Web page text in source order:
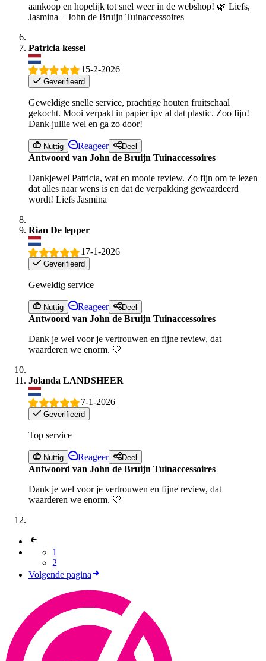
aankoop en hopelijk tot snel weer in de webshop! 🌿 Liefs,
Jasmina – John de Bruijn Tuinaccessoires
Patricia kessel
15-2-2026
Geverifieerd
Geweldige snelle service, prachtige houten fruitschaal
gekocht. Mooi verpakt in papier ipv al dat plastic. Zoo fijn!
Dank jullie wel en ga zo door!
Nuttig Reageer Deel
Antwoord van John de Bruijn Tuinaccessoires
Dankjewel Patricia, wat en mooie review. Zo fijn om te lezen
dat alles naar wens is en dat de verpakking gewaardeerd
wordt! Liefs Jasmina
Rian De lepper
17-1-2026
Geverifieerd
Geweldig service
Nuttig Reageer Deel
Antwoord van John de Bruijn Tuinaccessoires
Dank je wel voor je vertrouwen en fijne review, dat
waarderen we enorm. 🤍
Jolanda LANDSHEER
7-1-2026
Geverifieerd
Top service
Nuttig Reageer Deel
Antwoord van John de Bruijn Tuinaccessoires
Dank je wel voor je vertrouwen en fijne review, dat
waarderen we enorm. 🤍
1
2
Volgende pagina